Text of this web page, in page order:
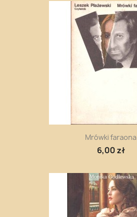
Mrówki faraona
6,00 zł